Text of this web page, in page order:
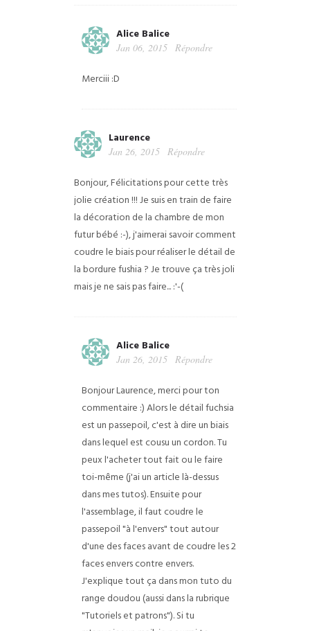
Alice Balice
Jan 06, 2015 Répondre
Merciii :D
Laurence
Jan 26, 2015 Répondre
Bonjour,Félicitations pour cette très
jolie création !!!Je suis en train de faire
la décoration de la chambre de mon
futur bébé :-), j'aimerai savoir comment
coudre le biais pour réaliser le détail de
la bordure fushia ? Je trouve ça très joli
mais je ne sais pas faire... :'-(
Alice Balice
Jan 26, 2015 Répondre
Bonjour Laurence, merci pour ton
commentaire :) Alors le détail fuchsia
est un passepoil, c'est à dire un biais
dans lequel est cousu un cordon. Tu
peux l'acheter tout fait ou le faire
toi-même (j'ai un article là-dessus
dans mes tutos). Ensuite pour
l'assemblage, il faut coudre le
passepoil "à l'envers" tout autour
d'une des faces avant de coudre les 2
faces envers contre envers.
J'explique tout ça dans mon tuto du
range doudou (aussi dans la rubrique
"Tutoriels et patrons"). Si tu